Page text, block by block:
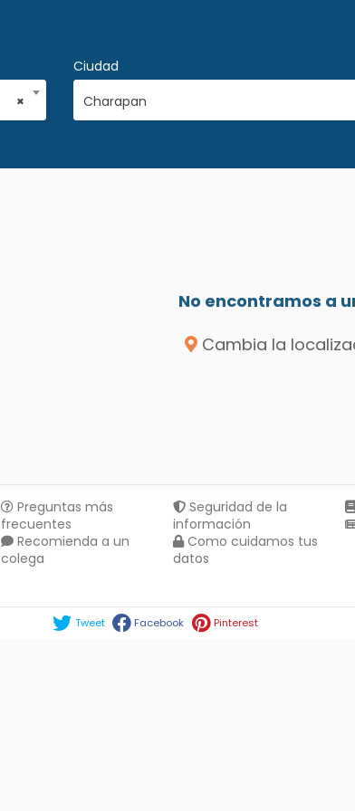
×
Ciudad
Charapan
No encontramos a
Cambia la
Preguntas más
frecuentes
Recomienda a un
colega
Seguridad de la
información
Como cuidamos tus
datos
Tweet Facebook Pinterest